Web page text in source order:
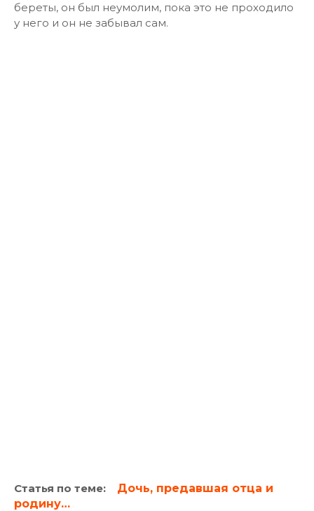
береты, он был неумолим, пока это не проходило
у него и он не забывал сам.
Статья по теме: Дочь, предавшая отца и
родину…